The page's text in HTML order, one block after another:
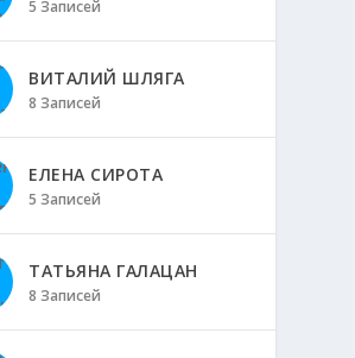
5 Записей
ВИТАЛИЙ ШЛЯГА
8 Записей
ЕЛЕНА СИРОТА
5 Записей
ТАТЬЯНА ГАЛАЦАН
8 Записей